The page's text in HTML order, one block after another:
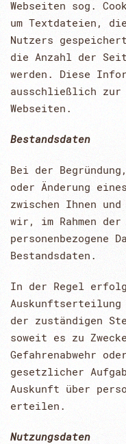
Webseiten sog.
um Textdateien,
Nutzers
die Anzahl der
werden. Diese
ausschließlich zur
Webseiten.
Bestandsdaten
Bei der
oder Änderung
zwischen Ihnen
wir, im Rahmen
personenbezogene
Bestandsdaten.
In der Regel
der zuständigen
soweit es zu
Gefahrenabwehr
gesetzlicher
Auskunft über
erteilen.
Nutzungsdaten